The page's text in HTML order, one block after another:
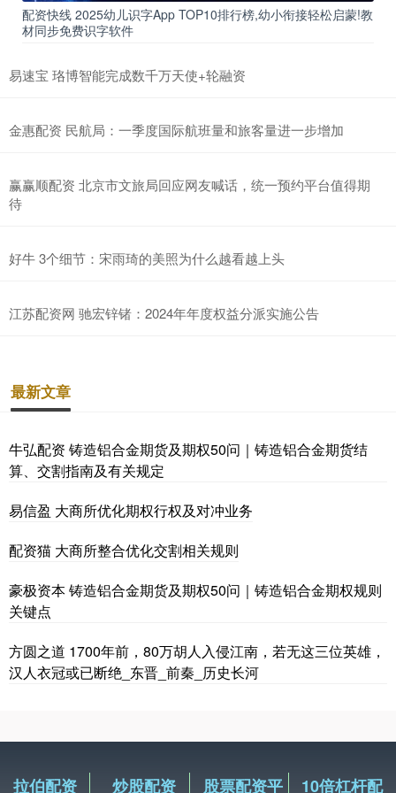
配资快线 2025幼儿识字App TOP10排行榜,幼小衔接轻松启蒙!教
材同步免费识字软件
易速宝 珞博智能完成数千万天使+轮融资
金惠配资 民航局：一季度国际航班量和旅客量进一步增加
赢赢顺配资 北京市文旅局回应网友喊话，统一预约平台值得期
待
好牛 3个细节：宋雨琦的美照为什么越看越上头
江苏配资网 驰宏锌锗：2024年年度权益分派实施公告
最新文章
牛弘配资 铸造铝合金期货及期权50问｜铸造铝合金期货结
算、交割指南及有关规定
易信盈 大商所优化期权行权及对冲业务
配资猫 大商所整合优化交割相关规则
豪极资本 铸造铝合金期货及期权50问｜铸造铝合金期权规则
关键点
方圆之道 1700年前，80万胡人入侵江南，若无这三位英雄，
汉人衣冠或已断绝_东晋_前秦_历史长河
拉伯配资 炒股配资 股票配资平 10倍杠杆配